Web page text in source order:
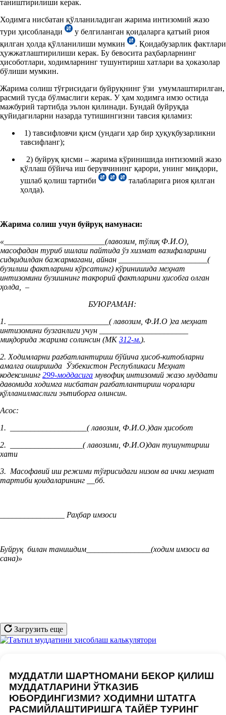
таништирилиши керак.
Ходимга нисбатан қўлланиладиган жарима интизомий жазо
тури ҳисобланади
у белгиланган қоидаларга қатъий риоя
қилган ҳолда қўлланилиши мумкин
. Қоидабузарлик фактлари
ҳужжатлаштирилиши керак. Бу бевосита раҳбарларнинг
ҳисоботлари, ходимларнинг тушунтириш хатлари ва ҳоказолар
бўлиши мумкин.
Жарима солиш тўғрисидаги буйруқнинг ўзи умумлаштирилган,
расмий тусда бўлмаслиги керак. У ҳам ходимга имзо остида
мажбурий тартибда эълон қилинади. Бундай буйруқда
қуйидагиларни назарда тутишингизни тавсия қиламиз:
1) тавсифловчи қисм (ундаги ҳар бир ҳуқуқбузарликни
тавсифланг);
2) буйруқ қисми – жарима кўринишида интизомий жазо
қўллаш бўйича иш берувчининг қарори, унинг миқдори,
ушлаб қолиш тартиби
талабларига риоя қилган
ҳолда).
Жарима солиш учун буйруқ намунаси:
«_________________________(лавозим, тўлиқ Ф.И.О),
масофадан туриб ишлаш пайтида ўз хизмат вазифаларини
сидқидилдан бажармагани, айнан ______________________(
бузилиш фактларини кўрсатинг) кўринишида меҳнат
интизомини бузишнинг такрорий фактларини ҳисобга олган
ҳолда, –
БУЮРАМАН:
1. _________________________( лавозим, Ф.И.О )га меҳнат
интизомини бузганлиги учун ______________________
миқдорида жарима солинсин (МК312-м.).
2. Ходимларни рағбатлантириш бўйича ҳисоб-китобларни
амалга оширишда Ўзбекистон Республикаси Меҳнат
кодексининг 299-моддасига мувофиқ интизомий жазо муддати
давомида ходимга нисбатан рағбатлантириш чоралари
қўлланилмаслиги эътиборга олинсин.
Асос:
1. ___________________( лавозим, Ф.И.О.)дан ҳисобот
2. __________________( лавозими, Ф.И.О)дан тушунтириш
хати
3. Масофавий иш режими тўғрисидаги низом ва ички меҳнат
тартиби қоидаларининг __бб.
Раҳбар имзоси
Буйруқ билан танишдим________________(ходим имзоси ва
сана)»
Загрузить еще
МУДДАТЛИ ШАРТНОМАНИ БЕКОР ҚИЛИШ
МУДДАТЛАРИНИ ЎТКАЗИБ
ЮБОРДИНГИЗМИ? ХОДИМНИ ШТАТГА
РАСМИЙЛАШТИРИШГА ТАЙЁР ТУРИНГ